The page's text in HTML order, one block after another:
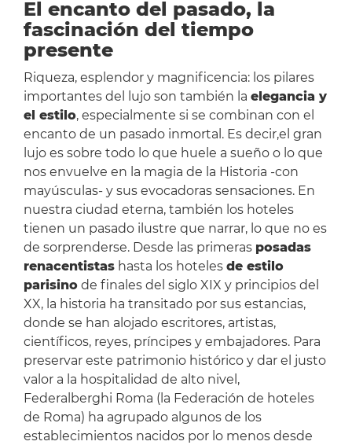
El encanto del pasado, la
fascinación del tiempo
presente
Riqueza, esplendor y magnificencia: los pilares
importantes del lujo son también la elegancia y
el estilo, especialmente si se combinan con el
encanto de un pasado inmortal. Es decir,el gran
lujo es sobre todo lo que huele a sueño o lo que
nos envuelve en la magia de la Historia -con
mayúsculas- y sus evocadoras sensaciones. En
nuestra ciudad eterna, también los hoteles
tienen un pasado ilustre que narrar, lo que no es
de sorprenderse. Desde las primeras posadas
renacentistashasta los hoteles de estilo
parisinode finales del siglo XIX y principios del
XX, la historia ha transitado por sus estancias,
donde se han alojado escritores, artistas,
científicos, reyes, príncipes y embajadores. Para
preservar este patrimonio histórico y dar el justo
valor a la hospitalidad de alto nivel,
Federalberghi Roma (la Federación de hoteles
de Roma) ha agrupado algunos de los
establecimientos nacidos por lo menos desde